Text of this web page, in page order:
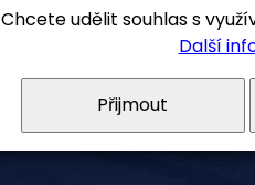
Chcete udělit souhlas s
Další
Přijmout